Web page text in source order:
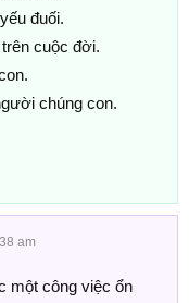
đuối.
cuộc đời.
chúng con.
am
một công việc ổn